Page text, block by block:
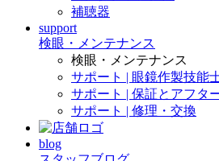
補聴器
support
検眼・メンテナンス
検眼・メンテナンス
サポート | 眼鏡作製技能
サポート | 保証とアフタ
サポート | 修理・交換
blog